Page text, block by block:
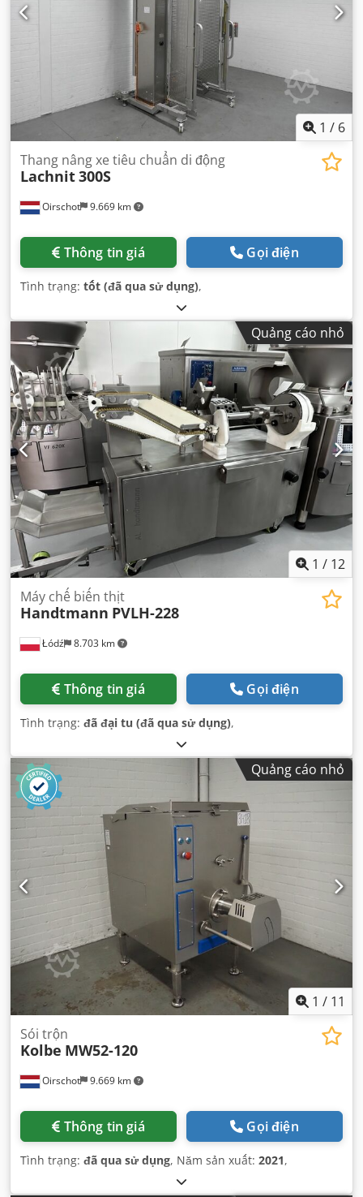
1 / 6
Oirschot 9.669 km
Thang nâng xe tiêu chuẩn di động
Lachnit300S
Thông tin giá Gọi điện
Tình trạng: tốt (đã qua sử dụng),
Quảng cáo nhỏ
1 / 12
Łódź 8.703 km
Máy chế biến thịt
Handtmann PVLH-228
Thông tin giá Gọi điện
Tình trạng: đã đại tu (đã qua sử dụng),
Quảng cáo nhỏ
1 / 11
Oirschot 9.669 km
Sói trộn
Kolbe MW52-120
Thông tin giá Gọi điện
Tình trạng: đã qua sử dụng, Năm sản xuất: 2021,